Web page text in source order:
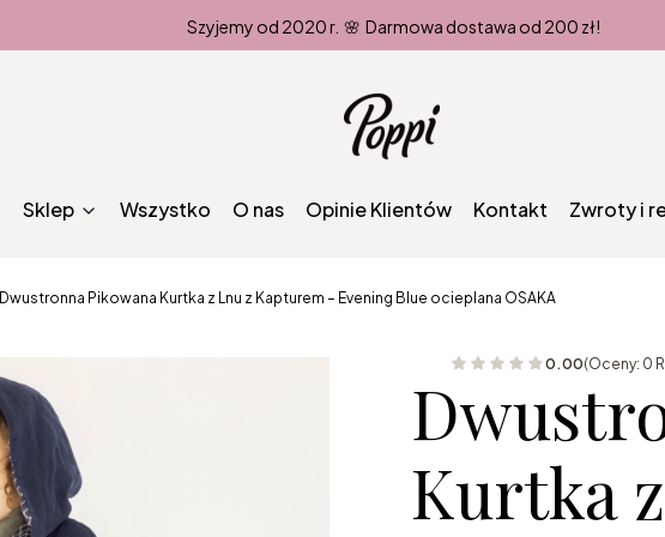
Szyjemy od 2020 r. 🌸 Darmowa dostawa od 200 zł!
Sklep Wszystko O nas Opinie Klientów Kontakt Zwroty i
Dwustronna Pikowana Kurtka z Lnu z Kapturem – Evening Blue ocieplana OSAKA
0.00(Oceny: 0
Kurtka